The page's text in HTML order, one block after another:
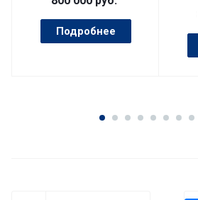
Подробнее